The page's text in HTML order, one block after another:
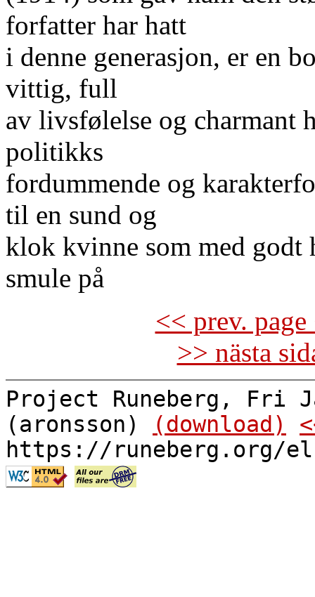
forfatter har hatt
i denne generasjon, er en
vittig, full
av livsfølelse og charmant
politikks
fordummende og
til en sund og
klok kvinne som med godt
smule på
<< prev.
>> nästa
Project Runeberg, Fri
(aronsson)
(download)
https://runeberg.org/